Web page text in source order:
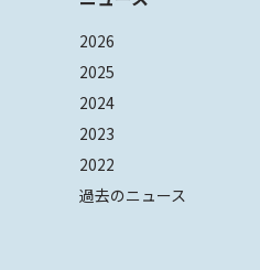
2026
2025
2024
2023
2022
過去のニュース